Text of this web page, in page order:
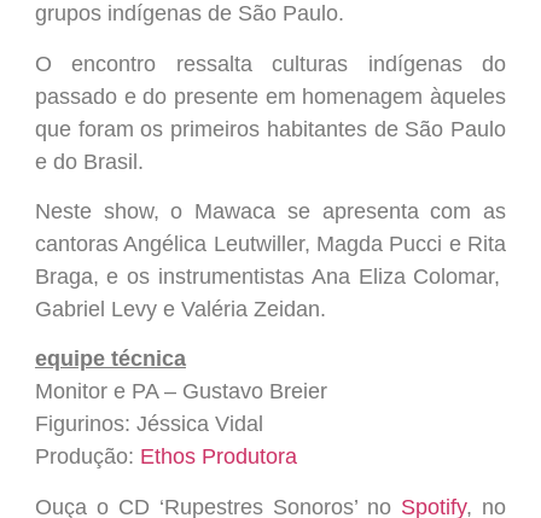
grupos indígenas de São Paulo.
O encontro ressalta culturas indígenas do
passado e do presente em homenagem àqueles
que foram os primeiros habitantes de São Paulo
e do Brasil.
Neste show, o Mawaca se apresenta com as
cantoras Angélica Leutwiller, Magda Pucci e Rita
Braga, e os instrumentistas Ana Eliza Colomar,
Gabriel Levy e Valéria Zeidan.
equipe técnica
Monitor e PA – Gustavo Breier
Figurinos: Jéssica Vidal
Produção: Ethos Produtora
Ouça o CD ‘Rupestres Sonoros’ no Spotify, no